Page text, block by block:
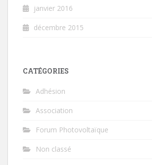
janvier 2016
décembre 2015
CATÉGORIES
Adhésion
Association
Forum Photovoltaïque
Non classé